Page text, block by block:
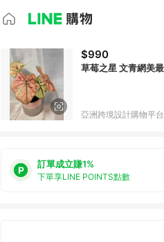
$990
草莓之星 文
亞洲跨境設計購物平
訂單成立賺1%
下單享LINE POINTS點數